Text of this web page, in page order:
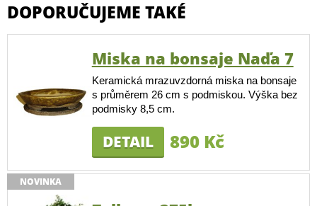
DOPORUČUJEME TAKÉ
Miska na bonsaje Naďa 7
Keramická mrazuvzdorná miska na bonsaje
s průměrem 26 cm s podmiskou. Výška bez
podmisky 8,5 cm.
DETAIL 890 Kč
NOVINKA